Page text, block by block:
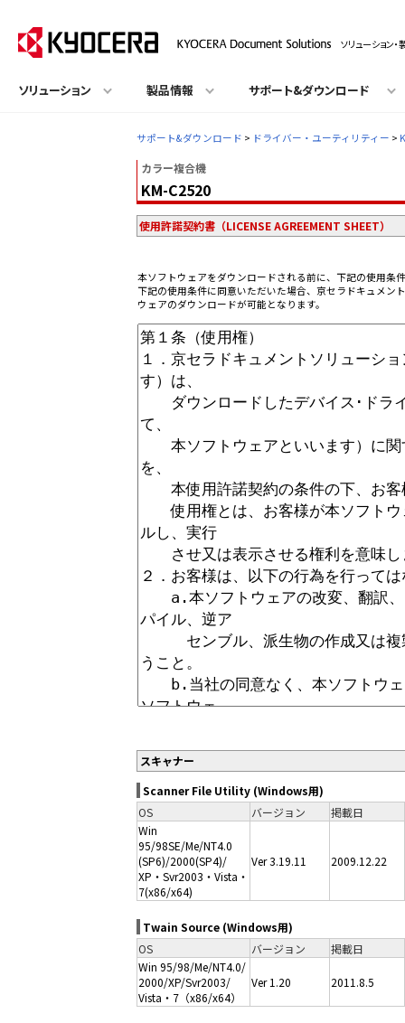
ソリューション
ソリューション 製品情報 サポート&ダウンロード
サポート&ダウンロード > ドライバー・ユーティリティー >
カラー複合機
KM-C2520
使用許諾契約書（LICENSE AGREEMENT SHEET）
本ソフトウェアをダウンロードされる前に、下記の使用条
下記の使用条件に同意いただいた場合、京セラドキュメン
ウェアのダウンロードが可能となります。
スキャナー
Scanner File Utility (Windows用)
OS
バージョン
掲載日
Win
95/98SE/Me/NT4.0
(SP6)/2000(SP4)/
XP・Svr2003・Vista・
7(x86/x64)
Ver 3.19.11 2009.12.22
Twain Source (Windows用)
OS
バージョン
掲載日
Win 95/98/Me/NT4.0/
2000/XP/Svr2003/
Vista・7（x86/x64）
Ver 1.20 2011.8.5